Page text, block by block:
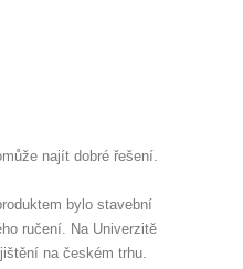
najít dobré řešení.
bylo stavební
ručení. Na Univerzitě
na českém trhu.